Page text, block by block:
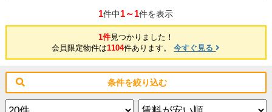
1件中1～1件を表示
1件見つかりました！
会員限定物件は1104件あります。今すぐ見る
条件を絞り込む